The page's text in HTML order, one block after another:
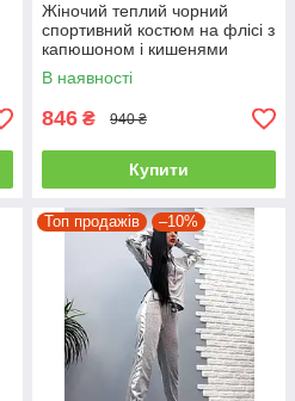
Жіночий теплий чорний
спортивний костюм на флісі з
капюшоном і кишенями
кенгуру "WhyNot" весна осінь
В наявності
846 ₴ 940 ₴
Купити
Топ продажів –10%